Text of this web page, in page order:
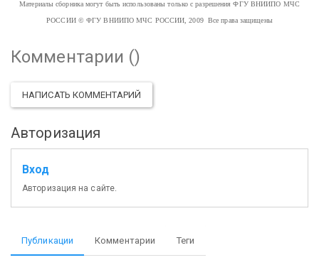
Материалы сборника могут быть использованы только с разрешения ФГУ ВНИИПО МЧС
РОССИИ© ФГУ ВНИИПО МЧС РОССИИ, 2009 Все права защищены
Комментарии ()
НАПИСАТЬ КОММЕНТАРИЙ
Авторизация
Вход
Авторизация на сайте.
Публикации Комментарии Теги